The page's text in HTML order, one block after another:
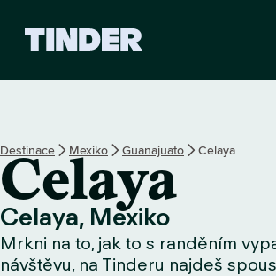
k
á
s
t
r
á
n
Destinace Mexiko Guanajuato Celaya
Celaya
Celaya, Mexiko
Mrkni na to, jak to s randěním
návštěvu, na Tinderu najdeš